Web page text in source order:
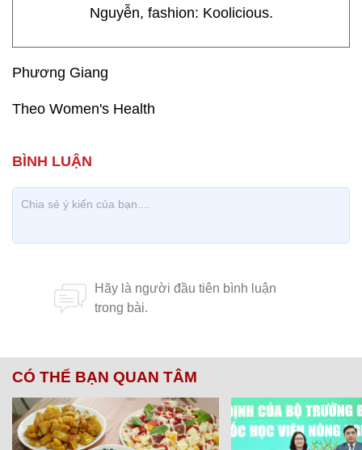
Nguyễn, fashion: Koolicious.
Phương Giang
Theo Women's Health
CÓ THỂ BẠN QUAN TÂM